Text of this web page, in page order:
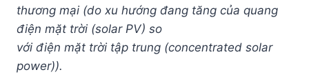
thương mại (do xu hướng đang tăng của quang
điện mặt trời (solar PV) so
với điện mặt trời tập trung (concentrated solar
power)).